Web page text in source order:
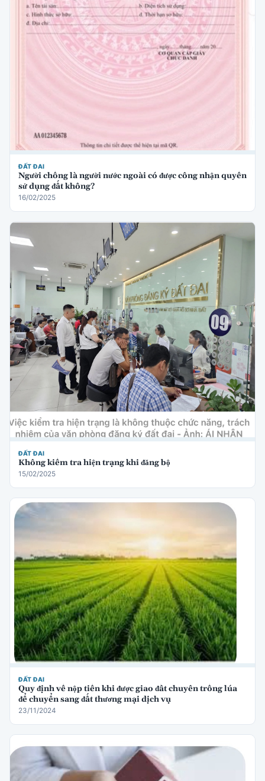
ĐẤT ĐAI
Người chồng là người nước ngoài có được công nhận quyền
sử dụng đất không?
16/02/2025
ĐẤT ĐAI
Không kiểm tra hiện trạng khi đăng bộ
15/02/2025
ĐẤT ĐAI
Quy định về nộp tiền khi được giao đất chuyên trồng lúa
để chuyển sang đất thương mại dịch vụ
23/11/2024